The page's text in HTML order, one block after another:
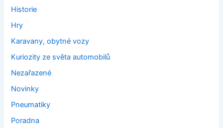
Historie
Hry
Karavany, obytné vozy
Kuriozity ze světa automobilů
Nezařazené
Novinky
Pneumatiky
Poradna